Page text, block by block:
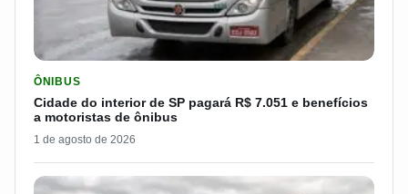
ÔNIBUS
Cidade do interior de SP pagará R$ 7.051 e benefícios
a motoristas de ônibus
1 de agosto de 2026